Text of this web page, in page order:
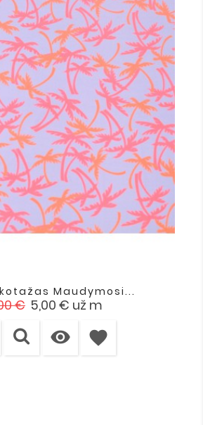
Maudymosi...
€ Kaina
5,00 € už m
 favorite